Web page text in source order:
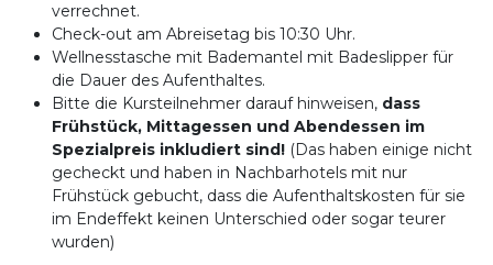
verrechnet.
Check-out am Abreisetag bis 10:30 Uhr.
Wellnesstasche mit Bademantel mit Badeslipper für
die Dauer des Aufenthaltes.
Bitte die Kursteilnehmer darauf hinweisen, dass
Frühstück, Mittagessen und Abendessen im
Spezialpreis inkludiert sind! (Das haben einige nicht
gecheckt und haben in Nachbarhotels mit nur
Frühstück gebucht, dass die Aufenthaltskosten für sie
im Endeffekt keinen Unterschied oder sogar teurer
wurden)